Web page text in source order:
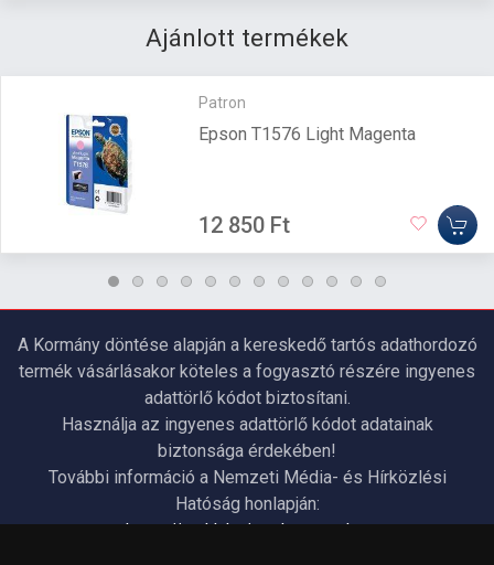
Ajánlott termékek
Patron
Epson T1576 Light Magenta
12 850 Ft
A Kormány döntése alapján a kereskedő tartós adathordozó
termék vásárlásakor köteles a fogyasztó részére ingyenes
adattörlő kódot biztosítani.
Használja az ingyenes adattörlő kódot adatainak
biztonsága érdekében!
További információ a Nemzeti Média- és Hírközlési
Hatóság honlapján:
https://nmhh.hu/veglegestorles